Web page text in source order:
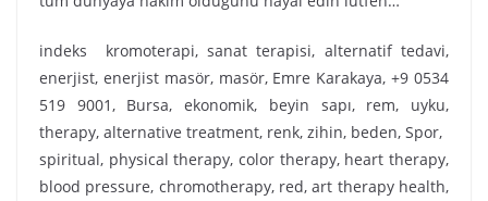
indeks kromoterapi, sanat terapisi, alternatif tedavi,
enerjist, enerjist masör, masör, Emre Karakaya, +9 0534
519 9001, Bursa, ekonomik, beyin sapı, rem, uyku,
therapy, alternative treatment, renk, zihin, beden, Spor,
spiritual, physical therapy, color therapy, heart therapy,
blood pressure, chromotherapy, red, art therapy health,